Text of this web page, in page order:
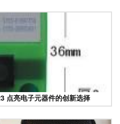
点亮电子元器件的创新选择